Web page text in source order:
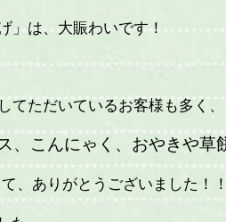
」は、大賑わいです！
ただいているお客様も多く、
、こんにゃく、おやきや
、ありがとうございました！！